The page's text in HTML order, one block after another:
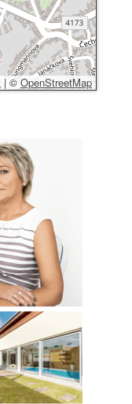
| © OpenStreetMap